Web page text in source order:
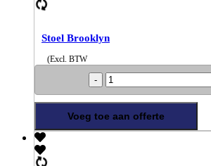
Stoel Brooklyn
(Excl. BTW
Stoel
Brooklyn
aantal
Voeg toe aan offerte